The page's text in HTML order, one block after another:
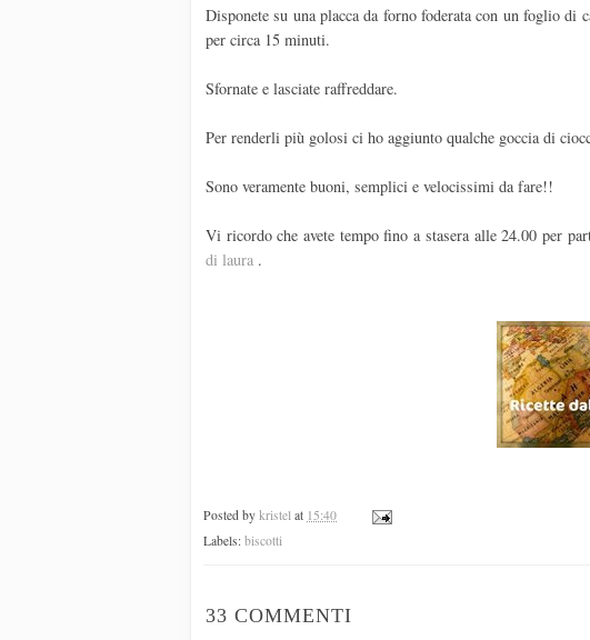
Disponete su una placca da forno foderata con un foglio di
per circa 15 minuti.
Sfornate e lasciate raffreddare.
Per renderli più golosi ci ho aggiunto qualche goccia di
Sono veramente buoni, semplici e velocissimi da fare!!
Vi ricordo che avete tempo fino a stasera alle 24.00 per
di laura .
Posted by kristel at 15:40
Labels: biscotti
33 COMMENTI